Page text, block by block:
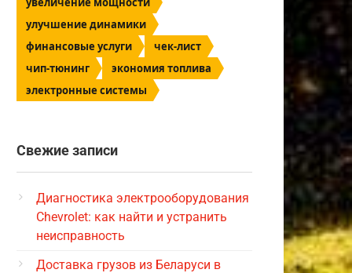
улучшение динамики
финансовые услуги
чек-лист
чип-тюнинг
экономия топлива
электронные системы
Свежие записи
Диагностика электрооборудования
Chevrolet: как найти и устранить
неисправность
Доставка грузов из Беларуси в